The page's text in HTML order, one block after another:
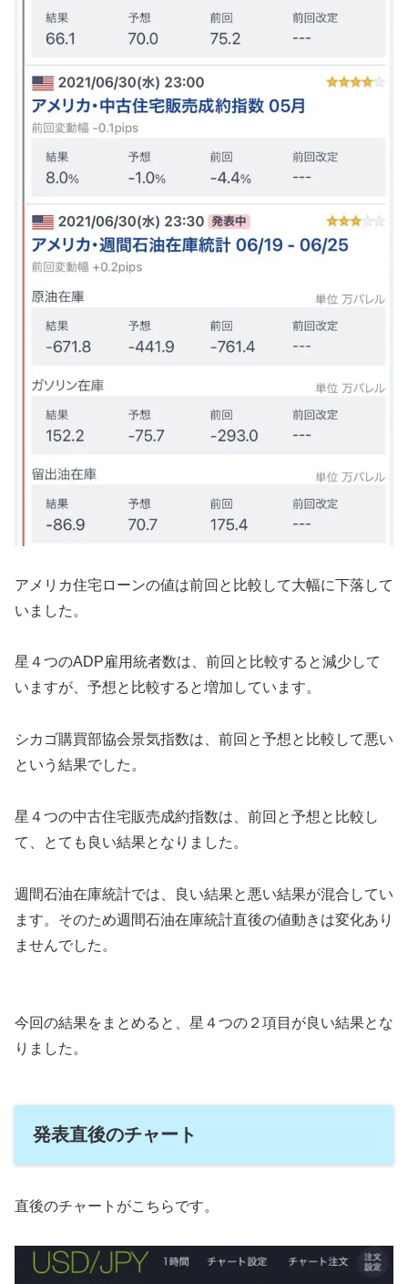
アメリカ住宅ローンの値は前回と比較して大幅に下落して
いました。
星４つのADP雇用統者数は、前回と比較すると減少して
いますが、予想と比較すると増加しています。
シカゴ購買部協会景気指数は、前回と予想と比較して悪い
という結果でした。
星４つの中古住宅販売成約指数は、前回と予想と比較し
て、とても良い結果となりました。
週間石油在庫統計では、良い結果と悪い結果が混合してい
ます。そのため週間石油在庫統計直後の値動きは変化あり
ませんでした。
今回の結果をまとめると、星４つの２項目が良い結果とな
りました。
発表直後のチャート
直後のチャートがこちらです。